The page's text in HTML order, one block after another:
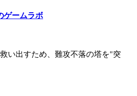
ゲームラボ
い出すため、難攻不落の塔を"突